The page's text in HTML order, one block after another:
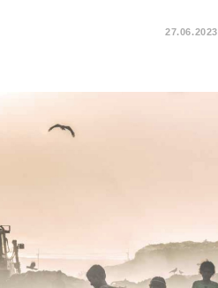
27.06.2023